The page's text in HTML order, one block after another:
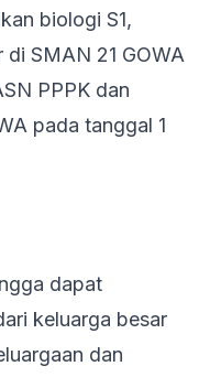
biologi S1,
SMAN 21 GOWA
PPPK dan
pada tanggal 1
dapat
keluarga besar
dan